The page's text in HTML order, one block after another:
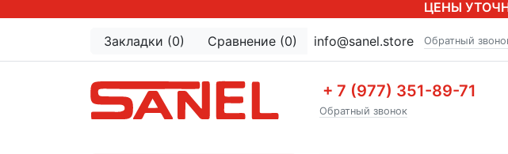
ЦЕНЫ
Закладки (0) Сравнение (0) info@sanel.store Обратный
+ 7 (977) 351-89-71
Обратный звонок